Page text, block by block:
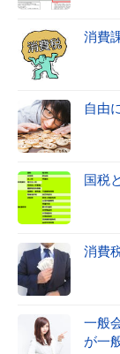
消費
自由
国税
消費
一般
が一